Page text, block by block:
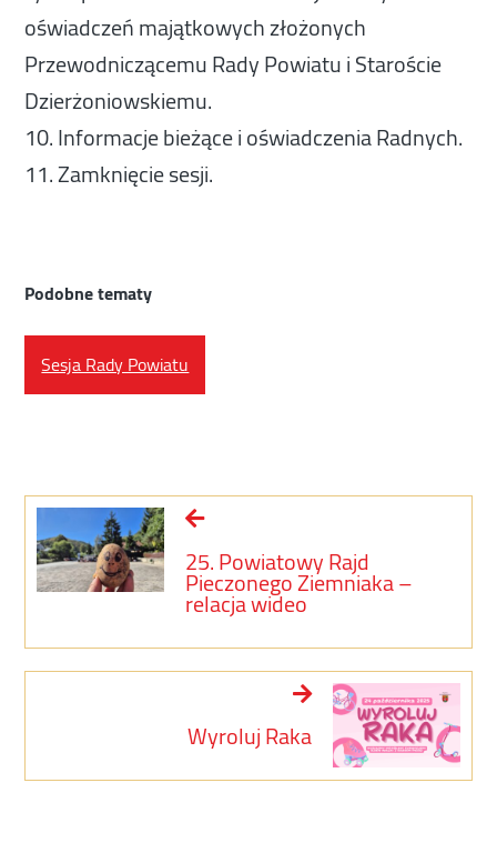
oświadczeń majątkowych złożonych
Przewodniczącemu Rady Powiatu i Staroście
Dzierżoniowskiemu.
10. Informacje bieżące i oświadczenia Radnych.
11. Zamknięcie sesji.
Podobne tematy
Sesja Rady Powiatu
25. Powiatowy Rajd
Pieczonego Ziemniaka –
relacja wideo
Wyroluj Raka